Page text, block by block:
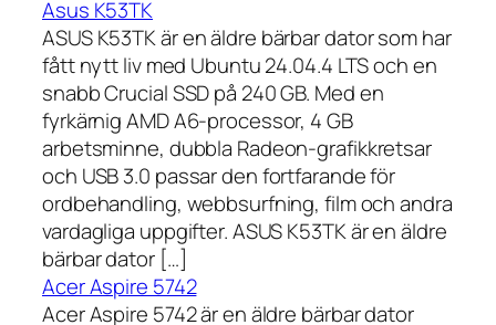
Asus K53TK
ASUS K53TK är en äldre bärbar dator som har
fått nytt liv med Ubuntu 24.04.4 LTS och en
snabb Crucial SSD på 240 GB. Med en
fyrkärnig AMD A6-processor, 4 GB
arbetsminne, dubbla Radeon-grafikkretsar
och USB 3.0 passar den fortfarande för
ordbehandling, webbsurfning, film och andra
vardagliga uppgifter. ASUS K53TK är en äldre
bärbar dator […]
Acer Aspire 5742
Acer Aspire 5742 är en äldre bärbar dator